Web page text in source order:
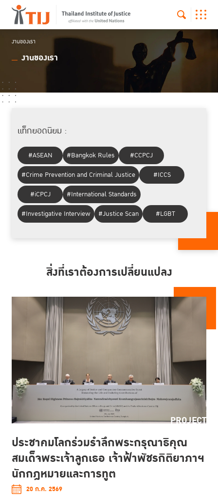
งานของเรา
งานของเรา
แท็กยอดนิยม :
#ASEAN #Bangkok Rules
#CCPCJ
#Crime Prevention and Criminal Justice
#ICCS
#iCPCJ
#International Standards
#Investigative Interview
#Justice Scan #LGBT
สิ่งที่เราต้องการเปลี่ยนแปลง
ประชาคมโลกร่วมรำลึกพระกรุณาธิคุณ
สมเด็จพระเจ้าลูกเธอ เจ้าฟ้าพัชรกิติยาภาฯ
นักกฎหมายและการทูต
20 ก.ค. 2569
PROJECT